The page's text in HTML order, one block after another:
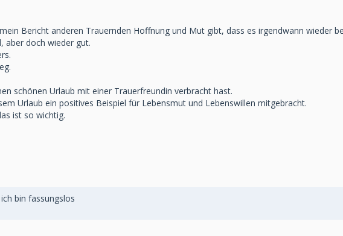
Bericht anderen Trauernden Hoffnung und Mut gibt, dass es irgendwann wieder
aber doch wieder gut.
schönen Urlaub mit einer Trauerfreundin verbracht hast.
Urlaub ein positives Beispiel für Lebensmut und Lebenswillen mitgebracht.
ist so wichtig.
bin fassungslos